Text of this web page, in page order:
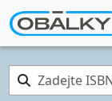
Zadejte ISBN…